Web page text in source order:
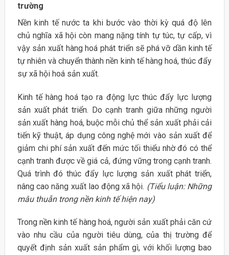
trường
Nền kinh tế nước ta khi bước vào thời kỳ quá độ lên
chủ nghĩa xã hội còn mang nặng tính tự túc, tự cấp, vì
vậy sản xuất hàng hoá phát triển sẽ phá vỡ dần kinh tế
tự nhiên và chuyển thành nền kinh tế hàng hoá, thúc đẩy
sự xã hội hoá sản xuất.
Kinh tế hàng hoá tạo ra động lực thúc đẩy lực lượng
sản xuất phát triển. Do cạnh tranh giữa những người
sản xuất hàng hoá, buộc mỗi chủ thể sản xuất phải cải
tiến kỹ thuật, áp dụng công nghệ mới vào sản xuất để
giảm chi phí sản xuất đến mức tối thiểu nhờ đó có thể
cạnh tranh được về giá cả, đứng vững trong cạnh tranh.
Quá trình đó thúc đẩy lực lượng sản xuất phát triển,
nâng cao năng xuất lao động xã hội. (Tiểu luận: Những
mâu thuẫn trong nền kinh tế hiện nay)
Trong nền kinh tế hàng hoá, người sản xuất phải căn cứ
vào nhu cầu của người tiêu dùng, của thị trường để
quyết định sản xuất sản phẩm gì, với khối lượng bao